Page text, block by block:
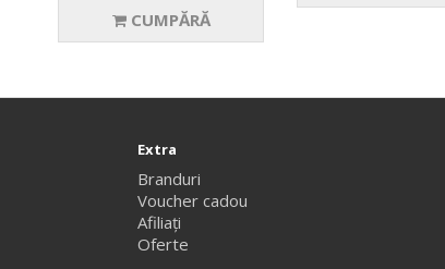
CUMPĂRĂ
Extra
Branduri
Voucher cadou
Afiliaţi
Oferte